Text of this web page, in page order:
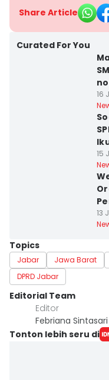
Share Article
Curated For You
16
15
13
Topics
Jabar Jawa Barat
DPRD Jabar
Editorial Team
Editor
Febriana Sintasari
Tonton lebih seru di